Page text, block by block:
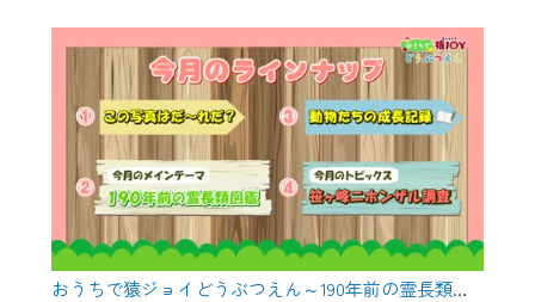
おうちで猿ジョイどうぶつえん～190年前の霊長類図鑑～（2024年11月16日初回放送）